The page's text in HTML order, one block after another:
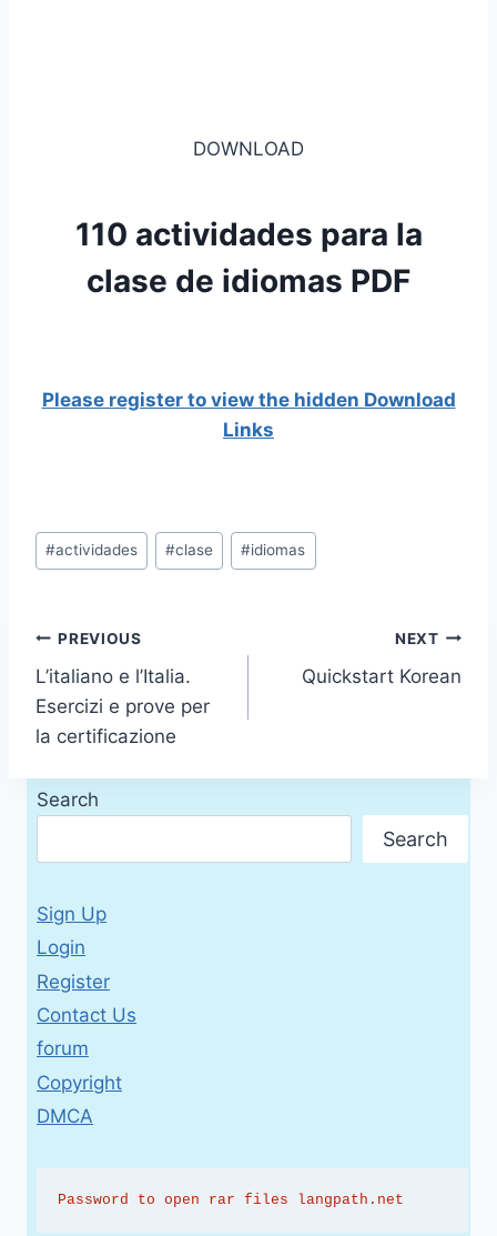
DOWNLOAD
110 actividades para la
clase de idiomas PDF
Please register to view the hidden Download
Links
Post
Tags:
#actividades #clase #idiomas
Post
navigation
PREVIOUS
L’italiano e l’Italia.
Esercizi e prove per
la certificazione
NEXT
Quickstart Korean
Search
Search
Sign Up
Login
Register
Contact Us
forum
Copyright
DMCA
Password to open rar files langpath.net